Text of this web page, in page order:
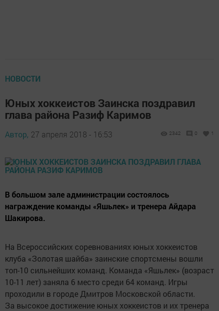
НОВОСТИ
Юных хоккеистов Заинска поздравил
глава района Разиф Каримов
Автор, 27 апреля 2018 - 16:53 2342 0 1
В большом зале администрации состоялось
награждение команды «Яшьлек» и тренера Айдара
Шакирова.
На Всероссийских соревнованиях юных хоккеистов
клуба «Золотая шайба» заинские спортсмены вошли
топ-10 сильнейших команд. Команда «Яшьлек» (возраст
10-11 лет) заняла 6 место среди 64 команд. Игры
проходили в городе Дмитров Московской области.
За высокое достижение юных хоккеистов и их тренера